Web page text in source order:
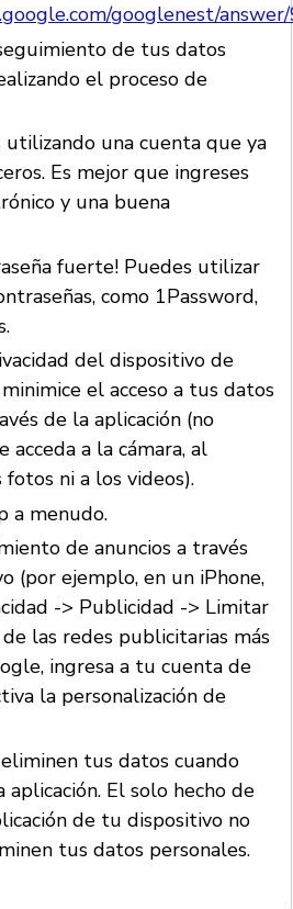
googlenest/
de tus datos
el proceso de
una cuenta que ya
Es mejor que ingreses
y una buena
fuerte! Puedes utilizar
como 1Password,
del dispositivo de
el acceso a tus datos
de la aplicación (no
acceda a la cámara, al
fotos ni a los videos).
a menudo.
de anuncios a través
(por ejemplo, en un iPhone,
-> Publicidad -> Limitar
las redes publicitarias más
ingresa a tu cuenta de
la personalización de
tus datos cuando
aplicación. El solo hecho de
de tu dispositivo no
tus datos personales.